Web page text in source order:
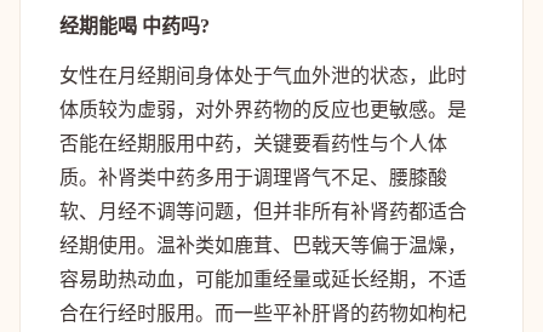
经期能喝 中药吗?
女性在月经期间身体处于气血外泄的状态，此时
体质较为虚弱，对外界药物的反应也更敏感。是
否能在经期服用中药，关键要看药性与个人体
质。补肾类中药多用于调理肾气不足、腰膝酸
软、月经不调等问题，但并非所有补肾药都适合
经期使用。温补类如鹿茸、巴戟天等偏于温燥，
容易助热动血，可能加重经量或延长经期，不适
合在行经时服用。而一些平补肝肾的药物如枸杞